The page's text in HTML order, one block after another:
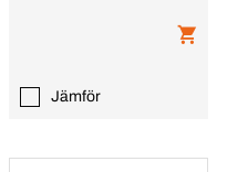
Jämför